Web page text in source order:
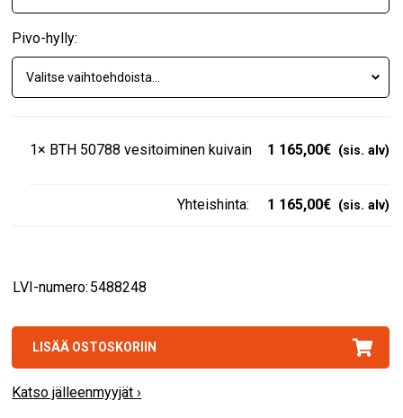
LVI-numero: 5488248
Pivo-hylly:
1× BTH 50788 vesitoiminen kuivain 1 165,00€
Yhteishinta: 1 165,00€
LISÄÄ OSTOSKORIIN
Katso jälleenmyyjät ›